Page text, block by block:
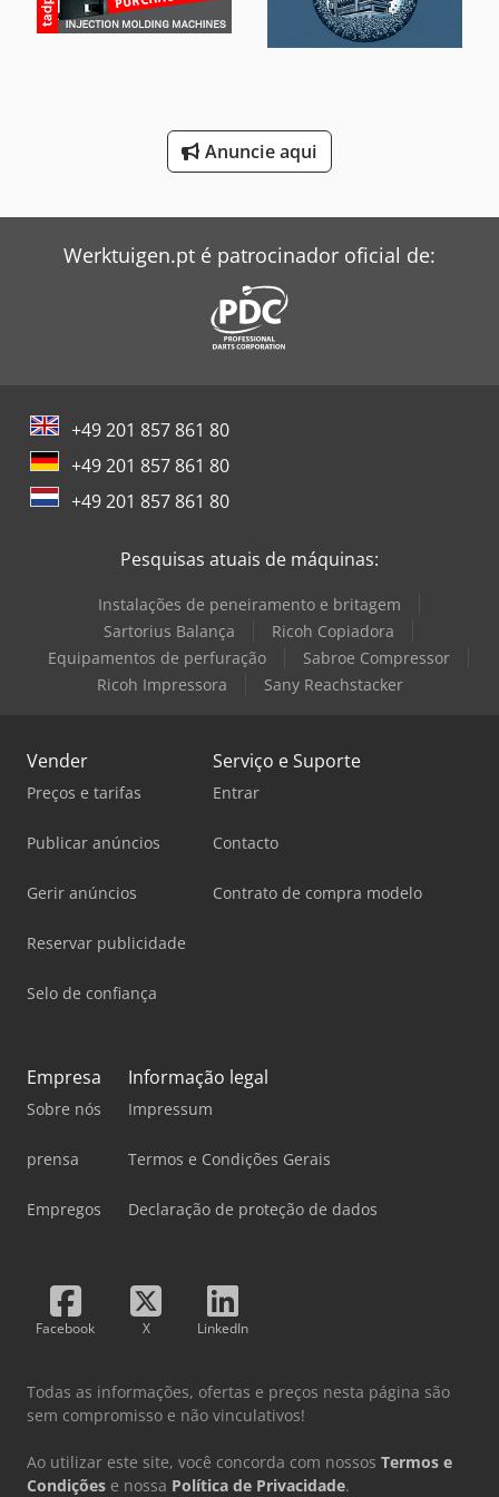
Toyota Empilhadeira
Windmöller & Hölscher Máquinas De Sacos
Anuncie aqui
Werktuigen.pt é patrocinador oficial de:
+49 201 857 861 80
+49 201 857 861 80
+49 201 857 861 80
Pesquisas atuais de máquinas:
Instalações de peneiramento e britagem
Sartorius Balança
Ricoh Copiadora
Equipamentos de perfuração
Sabroe Compressor
Ricoh Impressora
Sany Reachstacker
Vender
Preços e tarifas
Publicar anúncios
Gerir anúncios
Reservar publicidade
Selo de confiança
Serviço e Suporte
Entrar
Contacto
Contrato de compra modelo
Empresa
Sobre nós
prensa
Empregos
Informação legal
Impressum
Termos e Condições Gerais
Declaração de proteção de dados
Facebook X LinkedIn
Todas as informações, ofertas e preços nesta página são
sem compromisso e não vinculativos!
Ao utilizar este site, você concorda com nossos Termos e
Condições e nossa Política de Privacidade.